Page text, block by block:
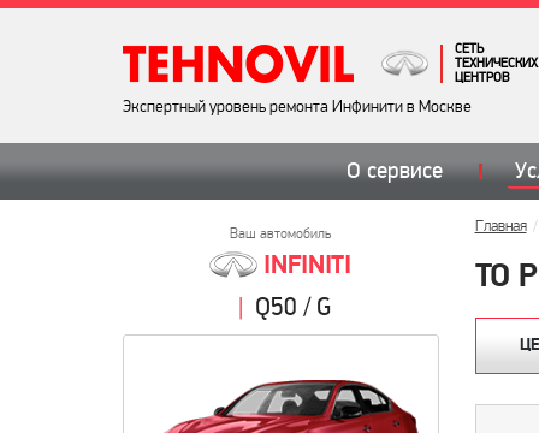
СЕТЬ
ТЕХНИЧЕСКИХ
ЦЕНТРОВ
Экспертный уровень ремонта Инфинити в Москве
О сервисе
Главная
TO
Ваш автомобиль
INFINITI
Q50 / G